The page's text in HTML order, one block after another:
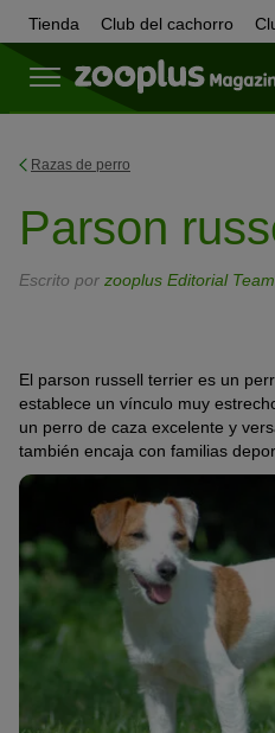
Tienda Club del cachorro
Razas de perro
Parson
Escrito por zooplus Editorial Team
El parson russell terrier es un
establece un vínculo muy
un perro de caza excelente y
también encaja con familias